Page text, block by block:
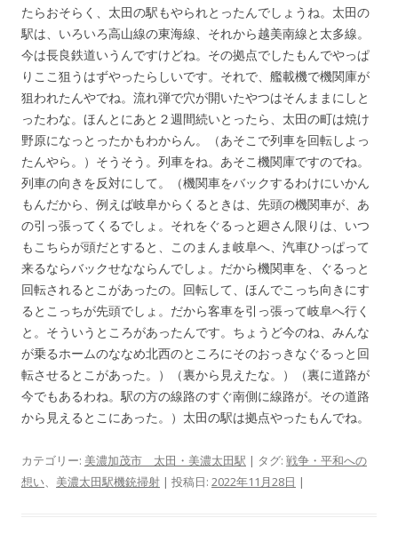
たらおそらく、太田の駅もやられとったんでしょうね。太田の
駅は、いろいろ高山線の東海線、それから越美南線と太多線。
今は長良鉄道いうんですけどね。その拠点でしたもんでやっぱ
りここ狙うはずやったらしいです。それで、艦載機で機関庫が
狙われたんやでね。流れ弾で穴が開いたやつはそんままにしと
ったわな。ほんとにあと２週間続いとったら、太田の町は焼け
野原になっとったかもわからん。（あそこで列車を回転しよっ
たんやら。）そうそう。列車をね。あそこ機関庫ですのでね。
列車の向きを反対にして。（機関車をバックするわけにいかん
もんだから、例えば岐阜からくるときは、先頭の機関車が、あ
の引っ張ってくるでしょ。それをぐるっと廻さん限りは、いつ
もこちらが頭だとすると、このまんま岐阜へ、汽車ひっぱって
来るならバックせなならんでしょ。だから機関車を、ぐるっと
回転されるとこがあったの。回転して、ほんでこっち向きにす
るとこっちが先頭でしょ。だから客車を引っ張って岐阜へ行く
と。そういうところがあったんです。ちょうど今のね、みんな
が乗るホームのななめ北西のところにそのおっきなぐるっと回
転させるとこがあった。）（裏から見えたな。）（裏に道路が
今でもあるわね。駅の方の線路のすぐ南側に線路が。その道路
から見えるとこにあった。）太田の駅は拠点やったもんでね。
カテゴリー: 美濃加茂市 太田・美濃太田駅 | タグ: 戦争・平和への
想い、 美濃太田駅機銃掃射 | 投稿日: 2022年11月28日 |